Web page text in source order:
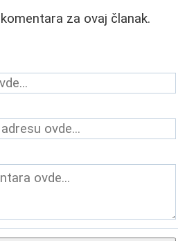
za ovaj članak.